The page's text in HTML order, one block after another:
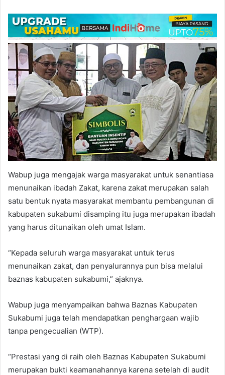
Wabup juga mengajak warga masyarakat untuk senantiasa
menunaikan ibadah Zakat, karena zakat merupakan salah
satu bentuk nyata masyarakat membantu pembangunan di
kabupaten sukabumi disamping itu juga merupakan ibadah
yang harus ditunaikan oleh umat Islam.
“Kepada seluruh warga masyarakat untuk terus
menunaikan zakat, dan penyalurannya pun bisa melalui
baznas kabupaten sukabumi,” ajaknya.
Wabup juga menyampaikan bahwa Baznas Kabupaten
Sukabumi juga telah mendapatkan penghargaan wajib
tanpa pengecualian (WTP).
“Prestasi yang di raih oleh Baznas Kabupaten Sukabumi
merupakan bukti keamanahannya karena setelah di audit